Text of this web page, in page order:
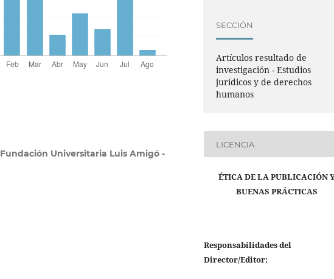
Fundación Universitaria Luis Amigó -
SECCIÓN
Artículos resultado de
investigación - Estudios
jurídicos y de derechos
humanos
LICENCIA
ÉTICA DE LA PUBLICACIÓN
BUENAS PRÁCTICAS
Responsabilidades del
Director/Editor: